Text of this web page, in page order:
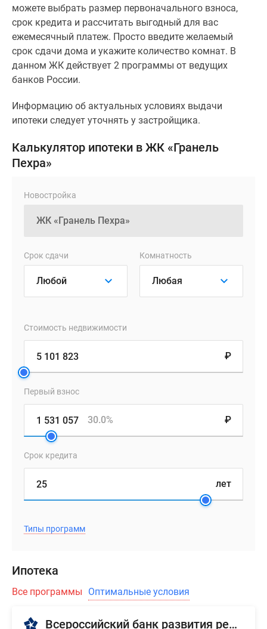
можете выбрать размер первоначального взноса,
срок кредита и рассчитать выгодный для вас
ежемесячный платеж. Просто введите желаемый
срок сдачи дома и укажите количество комнат. В
данном ЖК действует 2 программы от ведущих
банков России.
Информацию об актуальных условиях выдачи
ипотеки следует уточнять у застройщика.
Калькулятор ипотеки в ЖК «Гранель
Пехра»
Новостройка
Срок сдачи Комнатность
Стоимость недвижимости
₽
Первый взнос
₽
30.0%
Срок кредита
лет
Типы программ
Ипотека
Все программы Оптимальные условия
Всероссийский банк развития регионов